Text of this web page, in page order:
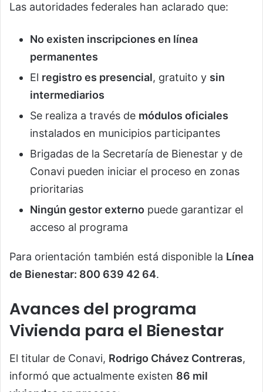
Las autoridades federales han aclarado que:
No existen inscripciones en línea
permanentes
El registro es presencial, gratuito y sin
intermediarios
Se realiza a través de módulos oficiales
instalados en municipios participantes
Brigadas de la Secretaría de Bienestar y de
Conavi pueden iniciar el proceso en zonas
prioritarias
Ningún gestor externo puede garantizar el
acceso al programa
Para orientación también está disponible la Línea
de Bienestar: 800 639 42 64.
Avances del programa
Vivienda para el Bienestar
El titular de Conavi, Rodrigo Chávez Contreras,
informó que actualmente existen 86 mil